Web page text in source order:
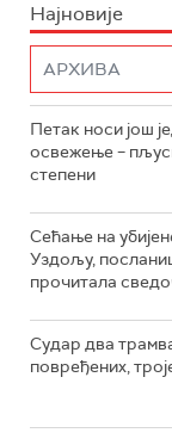
Најновије
Петак носи још
освежење –
степени
Сећање на
Уздољу,
прочитала
Судар два
повређених,